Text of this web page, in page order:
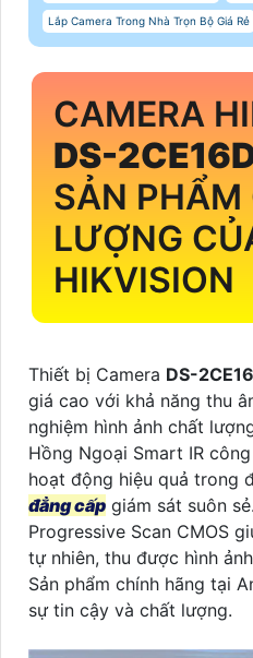
Lắp Camera Trong Nhà Trọn Bộ Giá Rẻ
CAMERA
DS-
SẢN PHẨM
LƯỢNG
HIKVISION
Thiết bị Camera DS-
giá cao với khả năng thu
nghiệm hình ảnh chất
Hồng Ngoại Smart IR
hoạt động hiệu quả trong
đẳng cấp giám sát suôn
Progressive Scan CMOS
tự nhiên, thu được hình
Sản phẩm chính hãng tại
sự tin cậy và chất lượng.